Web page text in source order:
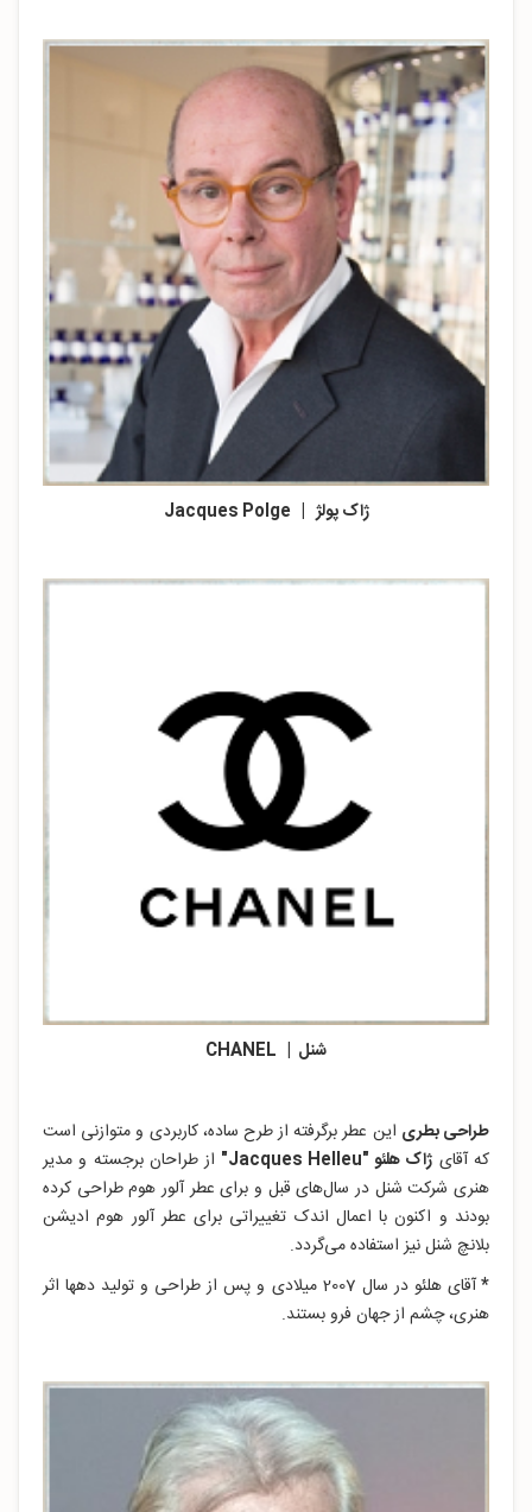
ژاک پولژ | Jacques Polge
شنل | CHANEL
طراحی بطری این عطر برگرفته از طرح ساده، کاربردی و متوازنی است
که آقای ژاک هلئو "Jacques Helleu"
از طراحان برجسته و مدیر
هنری شرکت شنل در سال‌های قبل و برای عطر آلور هوم طراحی کرده
بودند و اکنون با اعمال اندک تغییراتی برای عطر آلور هوم ادیشن
بلانچ شنل نیز استفاده می‌گردد.
*
آقای هلئو در سال 2007 میلادی و پس از طراحی و تولید دهها اثر
هنری، چشم از جهان فرو بستند.